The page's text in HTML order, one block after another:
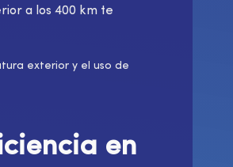
a los 400 km te
exterior y el uso de
en